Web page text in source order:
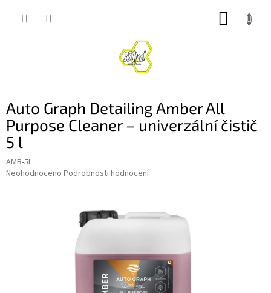
Auto Graph Detailing Amber All
Purpose Cleaner – univerzální čistič
5 l
AMB-5L
Průměrné
Neohodnoceno Podrobnosti hodnocení